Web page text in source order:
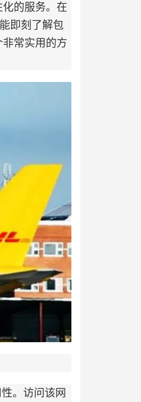
的服务。在
即刻了解包
常实用的方
。访问该网